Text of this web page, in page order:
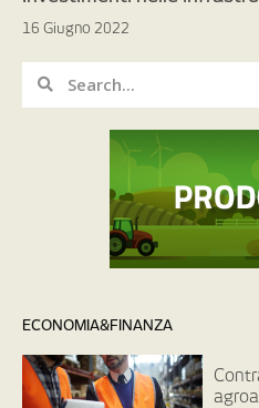
16 Giugno 2022
ECONOMIA&FINANZA